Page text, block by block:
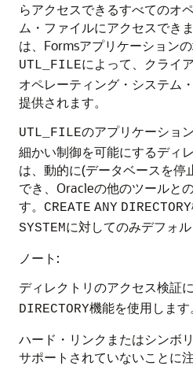
らアクセスできるすべてのオ
ム・ファイルにアクセスでき
は、Formsアプリケーションの
UTL_FILEによって、クライ
オペレーティング・システム
提供されます。
UTL_FILEのアプリケーショ
細かい制御を可能にするディ
は、動的に(データベースを停
でき、Oracleの他のツールと
す。
CREATE ANY DIRECTORY
SYSTEMに対してのみデフォル
ノート:
ディレクトリのアクセス検証に
DIRECTORY機能を使用します
ハード・リンクまたはシンボ
サポートされていないことに